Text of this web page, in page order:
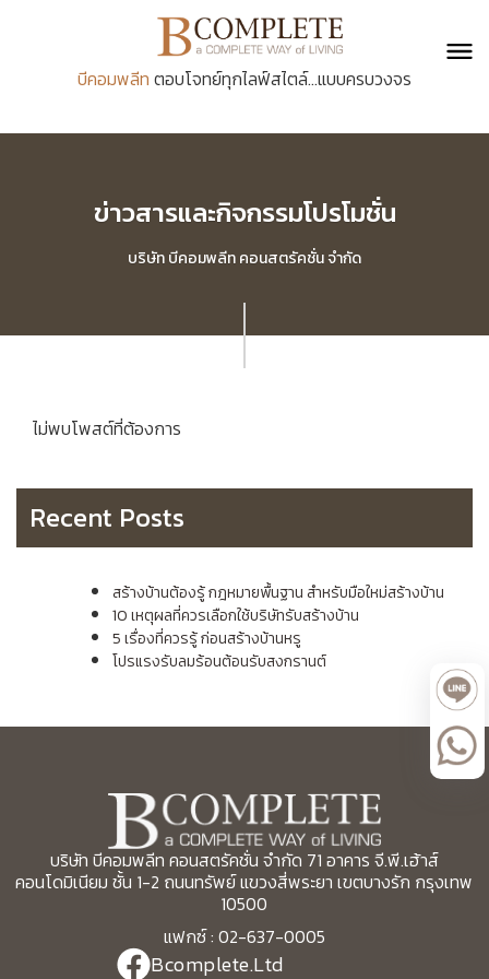
บีคอมพลีท ตอบโจทย์ทุกไลฟ์สไตล์...แบบครบวงจร
ข่าวสารและกิจกรรมโปรโมชั่น
บริษัท บีคอมพลีท คอนสตรัคชั่น จำกัด
ไม่พบโพสต์ที่ต้องการ
Recent Posts
สร้างบ้านต้องรู้ กฎหมายพื้นฐาน สำหรับมือใหม่สร้างบ้าน
10 เหตุผลที่ควรเลือกใช้บริษัทรับสร้างบ้าน
5 เรื่องที่ควรรู้ ก่อนสร้างบ้านหรู
โปรแรงรับลมร้อนต้อนรับสงกรานต์
บริษัท บีคอมพลีท คอนสตรัคชั่น จำกัด 71 อาคาร จี.พี.เฮ้าส์
คอนโดมิเนียม ชั้น 1-2 ถนนทรัพย์ แขวงสี่พระยา เขตบางรัก กรุงเทพ
10500
แฟกซ์ : 02-637-0005
Bcomplete.Ltd